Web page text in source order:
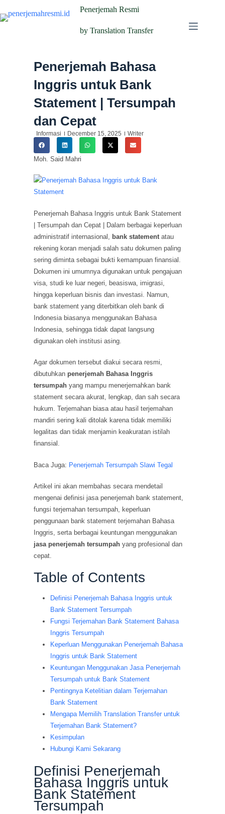
Penerjemah Resmi
by Translation Transfer
Penerjemah Bahasa
Inggris untuk Bank
Statement | Tersumpah
dan Cepat
Informasi December 15, 2025 Writer
Moh. Said Mahri
Penerjemah Bahasa Inggris untuk Bank Statement
| Tersumpah dan Cepat | Dalam berbagai keperluan
administratif internasional, bank statement atau
rekening koran menjadi salah satu dokumen paling
sering diminta sebagai bukti kemampuan finansial.
Dokumen ini umumnya digunakan untuk pengajuan
visa, studi ke luar negeri, beasiswa, imigrasi,
hingga keperluan bisnis dan investasi. Namun,
bank statement yang diterbitkan oleh bank di
Indonesia biasanya menggunakan Bahasa
Indonesia, sehingga tidak dapat langsung
digunakan oleh institusi asing.
Agar dokumen tersebut diakui secara resmi,
dibutuhkan penerjemah Bahasa Inggris
tersumpah yang mampu menerjemahkan bank
statement secara akurat, lengkap, dan sah secara
hukum. Terjemahan biasa atau hasil terjemahan
mandiri sering kali ditolak karena tidak memiliki
legalitas dan tidak menjamin keakuratan istilah
finansial.
Baca Juga: Penerjemah Tersumpah Slawi Tegal
Artikel ini akan membahas secara mendetail
mengenai definisi jasa penerjemah bank statement,
fungsi terjemahan tersumpah, keperluan
penggunaan bank statement terjemahan Bahasa
Inggris, serta berbagai keuntungan menggunakan
jasa penerjemah tersumpah yang profesional dan
cepat.
Table of Contents
Definisi Penerjemah Bahasa Inggris untuk
Bank Statement Tersumpah
Fungsi Terjemahan Bank Statement Bahasa
Inggris Tersumpah
Keperluan Menggunakan Penerjemah Bahasa
Inggris untuk Bank Statement
Keuntungan Menggunakan Jasa Penerjemah
Tersumpah untuk Bank Statement
Pentingnya Ketelitian dalam Terjemahan
Bank Statement
Mengapa Memilih Translation Transfer untuk
Terjemahan Bank Statement?
Kesimpulan
Hubungi Kami Sekarang
Definisi Penerjemah
Bahasa Inggris untuk
Bank Statement
Tersumpah